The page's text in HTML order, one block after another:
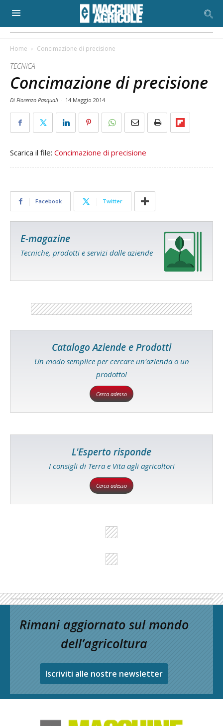
Home Concimazione di precisione
TECNICA
Concimazione di precisione
Di Fiorenzo Pasquali - 14 Maggio 2014
Scarica il file: Concimazione di precisione
Facebook Twitter
E-magazine
Tecniche, prodotti e servizi dalle aziende
Catalogo Aziende e Prodotti
Un modo semplice per cercare un'azienda o un
prodotto!
Cerca adesso
L'Esperto risponde
I consigli di Terra e Vita agli agricoltori
Cerca adesso
Rimani aggiornato sul mondo
dell’agricoltura
Iscriviti alle nostre newsletter